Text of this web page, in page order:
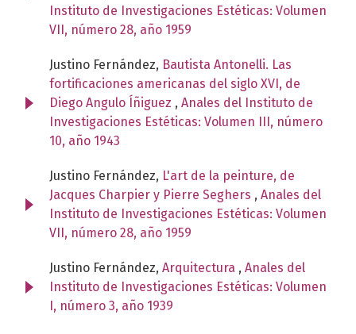
Instituto de Investigaciones Estéticas: Volumen
VII, número 28, año 1959
Justino Fernández, Bautista Antonelli. Las
fortificaciones americanas del siglo XVI, de
Diego Angulo Íñiguez , Anales del Instituto de
Investigaciones Estéticas: Volumen III, número
10, año 1943
Justino Fernández, L'art de la peinture, de
Jacques Charpier y Pierre Seghers , Anales del
Instituto de Investigaciones Estéticas: Volumen
VII, número 28, año 1959
Justino Fernández, Arquitectura , Anales del
Instituto de Investigaciones Estéticas: Volumen
I, número 3, año 1939